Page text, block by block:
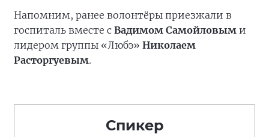
Напомним, ранее волонтёры приезжали в
госпиталь вместе с Вадимом Самойловым и
лидером группы «Любэ» Николаем
Расторгуевым.
Спикер